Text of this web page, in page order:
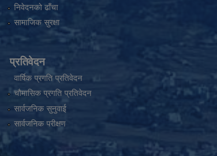
निवेदनको ढाँचा
सामाजिक सुरक्षा
प्रतिवेदन
वार्षिक प्रगति प्रतिवेदन
चौमासिक प्रगति प्रतिवेदन
सार्वजनिक सुनुवाई
सार्वजनिक परीक्षण